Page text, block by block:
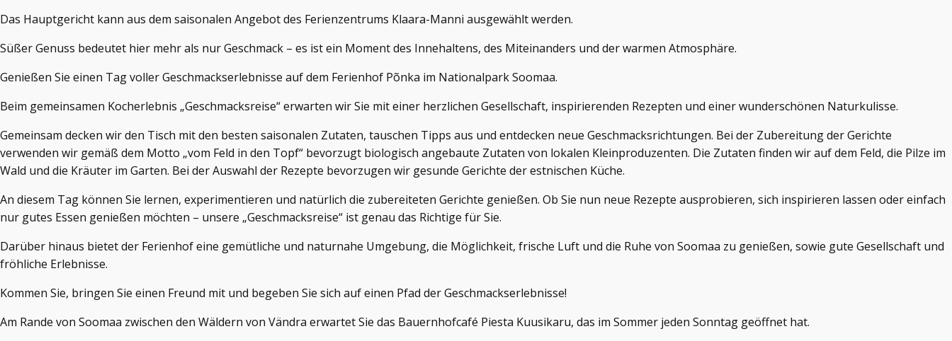
Das Hauptgericht kann aus dem saisonalen Angebot des Ferienzentrums Klaara-Manni ausgewählt werden.
Süßer Genuss bedeutet hier mehr als nur Geschmack – es ist ein Moment des Innehaltens, des Miteinanders und der warmen Atmosphäre.
Genießen Sie einen Tag voller Geschmackserlebnisse auf dem Ferienhof Põnka im Nationalpark Soomaa.
Beim gemeinsamen Kocherlebnis „Geschmacksreise“ erwarten wir Sie mit einer herzlichen Gesellschaft, inspirierenden Rezepten und einer wunderschönen Naturkulisse.
Gemeinsam decken wir den Tisch mit den besten saisonalen Zutaten, tauschen Tipps aus und entdecken neue Geschmacksrichtungen. Bei der Zubereitung der Gerichte
verwenden wir gemäß dem Motto „vom Feld in den Topf“ bevorzugt biologisch angebaute Zutaten von lokalen Kleinproduzenten. Die Zutaten finden wir auf dem Feld, die Pilze im
Wald und die Kräuter im Garten. Bei der Auswahl der Rezepte bevorzugen wir gesunde Gerichte der estnischen Küche.
An diesem Tag können Sie lernen, experimentieren und natürlich die zubereiteten Gerichte genießen. Ob Sie nun neue Rezepte ausprobieren, sich inspirieren lassen oder einfach
nur gutes Essen genießen möchten – unsere „Geschmacksreise“ ist genau das Richtige für Sie.
Darüber hinaus bietet der Ferienhof eine gemütliche und naturnahe Umgebung, die Möglichkeit, frische Luft und die Ruhe von Soomaa zu genießen, sowie gute Gesellschaft und
fröhliche Erlebnisse.
Kommen Sie, bringen Sie einen Freund mit und begeben Sie sich auf einen Pfad der Geschmackserlebnisse!
Am Rande von Soomaa zwischen den Wäldern von Vändra erwartet Sie das Bauernhofcafé Piesta Kuusikaru, das im Sommer jeden Sonntag geöffnet hat.